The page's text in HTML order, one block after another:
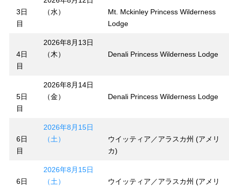
3日
目
（水）
Mt. Mckinley Princess Wilderness
Lodge
4日
目
2026年8月13日
（木）
Denali Princess Wilderness Lodge
5日
目
2026年8月14日
（金）
Denali Princess Wilderness Lodge
6日
目
2026年8月15日
（土）
ウイッティア／アラスカ州 (アメリ
カ)
6日
2026年8月15日
（土）
ウイッティア／アラスカ州 (アメリ